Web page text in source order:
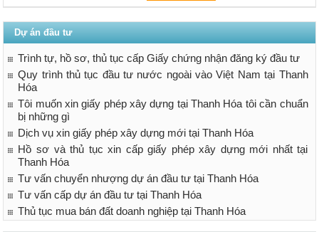
Dự án đầu tư
Trình tự, hồ sơ, thủ tục cấp Giấy chứng nhận đăng ký đầu tư
Quy trình thủ tục đầu tư nước ngoài vào Việt Nam tại Thanh
Hóa
Tôi muốn xin giấy phép xây dựng tại Thanh Hóa tôi cần chuẩn
bị những gì
Dịch vụ xin giấy phép xây dựng mới tại Thanh Hóa
Hồ sơ và thủ tục xin cấp giấy phép xây dựng mới nhất tại
Thanh Hóa
Tư vấn chuyển nhượng dự án đầu tư tại Thanh Hóa
Tư vấn cấp dự án đầu tư tại Thanh Hóa
Thủ tục mua bán đất doanh nghiệp tại Thanh Hóa